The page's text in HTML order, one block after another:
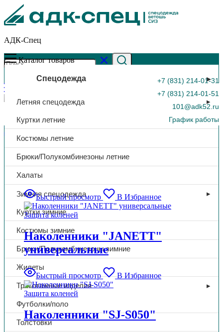
АДК-Спец
+7 (831) 214-01-31
+7 (831) 214-01-51
101@adk52.ru
График работы
0
Каталог товаров
Спецодежда
Летняя спецодежда
Куртки летние
Костюмы летние
Брюки/Полукомбинезоны летние
Халаты
Зимняя спецодежда
Куртки зимние
Костюмы зимние
Брюки/Полукомбинезоны зимние
Жилеты
Трикотажные изделия
Футболки/поло
Толстовки
Главная страница»СИЗ»Защита коленей
Защита коленей
Быстрый просмотр В Избранное
Защита коленей
Наколенники "JANETT"
универсальные
Быстрый просмотр В Избранное
Защита коленей
Наколенники "SJ-S050"